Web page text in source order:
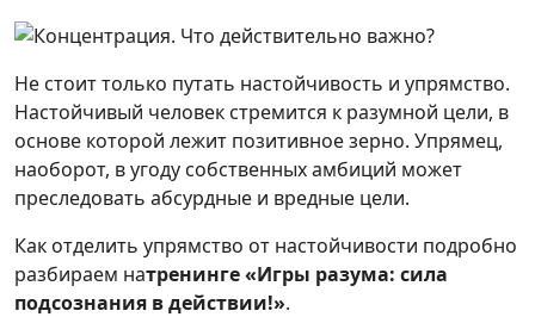
Не стоит только путать настойчивость и упрямство.
Настойчивый человек стремится к разумной цели, в
основе которой лежит позитивное зерно. Упрямец,
наоборот, в угоду собственных амбиций может
преследовать абсурдные и вредные цели.
Как отделить упрямство от настойчивости подробно
разбираем натренинге «Игры разума: сила
подсознания в действии!».